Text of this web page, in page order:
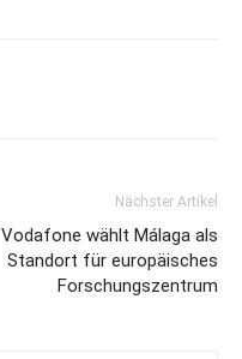
Nächster Artikel
Vodafone wählt Málaga als
Standort für europäisches
Forschungszentrum